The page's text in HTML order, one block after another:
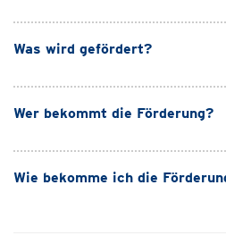
Was wird gefördert?
Wer bekommt die Förderung?
Wie bekomme ich die